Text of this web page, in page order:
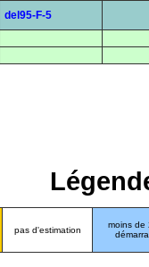
del95-F-5
pas d'estimation
moins de